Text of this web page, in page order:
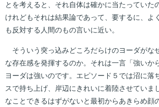
とを考えると、それ自体は確かに当たっていた
けれどもそれは結果論であって、要するに、よ
も反対する人間のもの言いに近い。
そういう突っ込みどころだらけのヨーダがな
な存在感を発揮するのか。それは一言「強いか
ヨーダは強いのです。エピソード５では沼に落
スで持ち上げ、岸辺にきれいに着陸させていま
なことできるはずがないと最初からあきらめ顔